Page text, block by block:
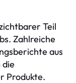
Teil
Zahlreiche
aus
Produkte.